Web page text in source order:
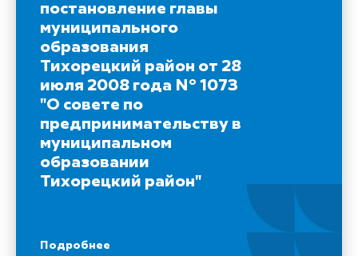
постановление главы
муниципального
образования
Тихорецкий район от 28
июля 2008 года N° 1073
"О совете по
предпринимательству в
муниципальном
образовании
Тихорецкий район"
Подробнее